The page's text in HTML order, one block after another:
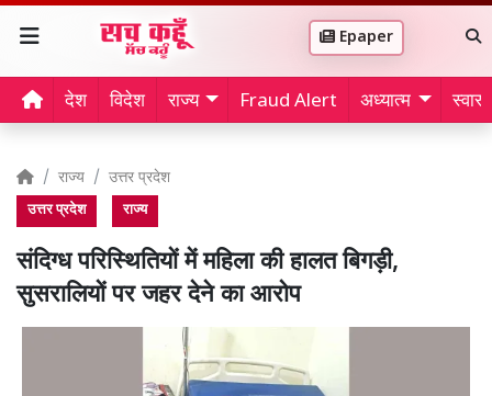
Epaper
देश विदेश राज्य Fraud Alert अध्यात्म
राज्य उत्तर प्रदेश
उत्तर प्रदेश राज्य
संदिग्ध परिस्थितियों में महिला की हालत बिगड़ी,
सुसरालियों पर जहर देने का आरोप